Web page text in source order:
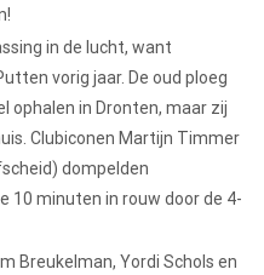
in de lucht, want
vorig jaar. De oud ploeg
ophalen in Dronten, maar zij
Clubiconen Martijn Timmer
dompelden
minuten in rouw door de 4-
Breukelman, Yordi Schols en